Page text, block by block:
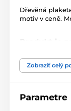
Dřevěná
motiv v ceně.
Produkt je
Atletika
Zobraziť celý
Parametre